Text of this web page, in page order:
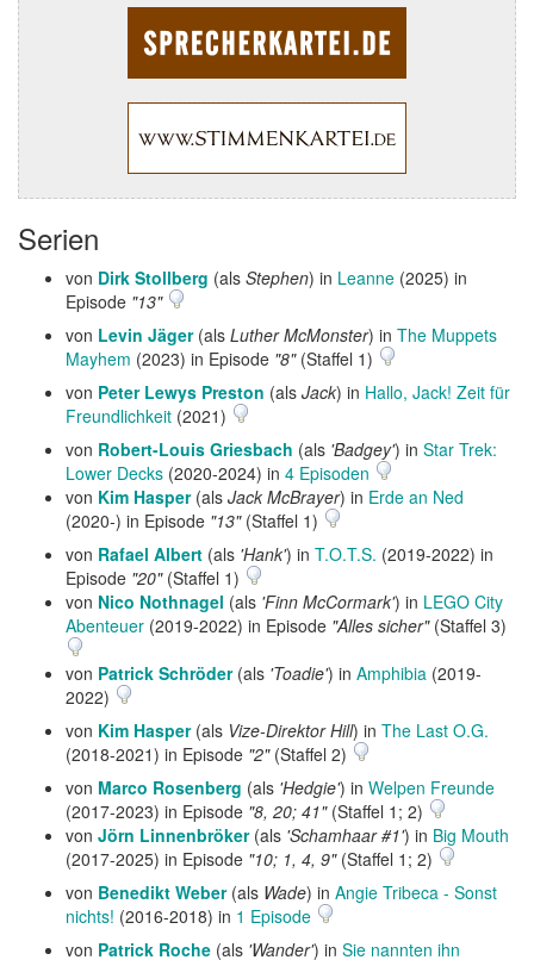
Serien
von Dirk Stollberg (als Stephen) in Leanne (2025) in
Episode "13"
von Levin Jäger(als Luther McMonster) in The Muppets
Mayhem (2023) in Episode "8"(Staffel 1)
von Peter Lewys Preston (als Jack) in Hallo, Jack! Zeit für
Freundlichkeit (2021)
von Robert-Louis Griesbach (als 'Badgey') in Star Trek:
Lower Decks (2020-2024) in 4 Episoden
von Kim Hasper(als Jack McBrayer) in Erde an Ned
(2020-) in Episode "13"(Staffel 1)
von Rafael Albert (als 'Hank') in T.O.T.S. (2019-2022) in
Episode "20"(Staffel 1)
von Nico Nothnagel (als 'Finn McCormark') in LEGO City
Abenteuer (2019-2022) in Episode "Alles sicher"(Staffel 3)
von Patrick Schröder(als 'Toadie') in Amphibia (2019-
2022)
von Kim Hasper(als Vize-Direktor Hill) in The Last O.G.
(2018-2021) in Episode "2"(Staffel 2)
von Marco Rosenberg (als 'Hedgie') in Welpen Freunde
(2017-2023) in Episode "8, 20; 41"(Staffel 1; 2)
von Jörn Linnenbröker(als 'Schamhaar #1') in Big Mouth
(2017-2025) in Episode "10; 1, 4, 9"(Staffel 1; 2)
von Benedikt Weber(als Wade) in Angie Tribeca - Sonst
nichts! (2016-2018) in 1 Episode
von Patrick Roche (als 'Wander') in Sie nannten ihn